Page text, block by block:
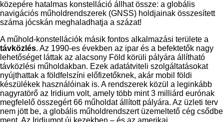
közepére hatalmas konstelláció állhat össze: a globális
navigációs műholdrendszerek (GNSS) holdjainak összesített
száma jócskán meghaladhatja a százat!
A műhold-konstellációk másik fontos alkalmazási területe a
távközlés. Az 1990-es években az ipar és a befektetők nagy
lehetőséget láttak az alacsony Föld körüli pályára állítható
távközlési műholdakban. Ezek adatátviteli szolgáltatásokat
nyújthattak a földfelszíni előfizetőknek, akár mobil földi
készülékek használóinak is. A rendszerek közül a leginkább
nagyratörő az Iridium volt, amely több mint 3 milliárd eurónak
megfelelő összegért 66 műholdat állított pályára. Az üzleti terv
nem jött be, a globális műholdrendszert üzemeltető cég csődbe
ment. Az Iridiumot új kezekben – és az amerikai